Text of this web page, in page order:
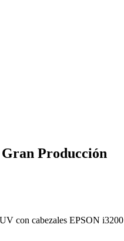
Producción
con cabezales EPSON i3200